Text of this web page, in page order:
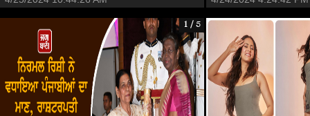
1 / 5